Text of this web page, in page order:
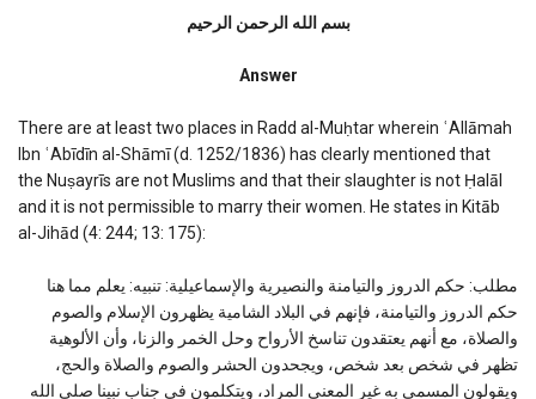
بسم الله الرحمن الرحیم
Answer
There are at least two places in Radd al-Muḥtar wherein ʿAllāmah
Ibn ʿAbīdīn al-Shāmī (d. 1252/1836) has clearly mentioned that
the Nuṣayrīs are not Muslims and that their slaughter is not Ḥalāl
and it is not permissible to marry their women. He states in Kitāb
al-Jihād (4: 244; 13: 175):
مطلب: حكم الدروز والتيامنة والنصيرية والإسماعيلية: تنبيه: يعلم مما هنا
حكم الدروز والتيامنة، فإنهم في البلاد الشامية يظهرون الإسلام والصوم
والصلاة، مع أنهم يعتقدون تناسخ الأرواح وحل الخمر والزنا، وأن الألوهية
تظهر في شخص بعد شخص، ويجحدون الحشر والصوم والصلاة والحج،
ويقولون المسمى به غير المعنى المراد، ويتكلمون في جناب نبينا صلى الله